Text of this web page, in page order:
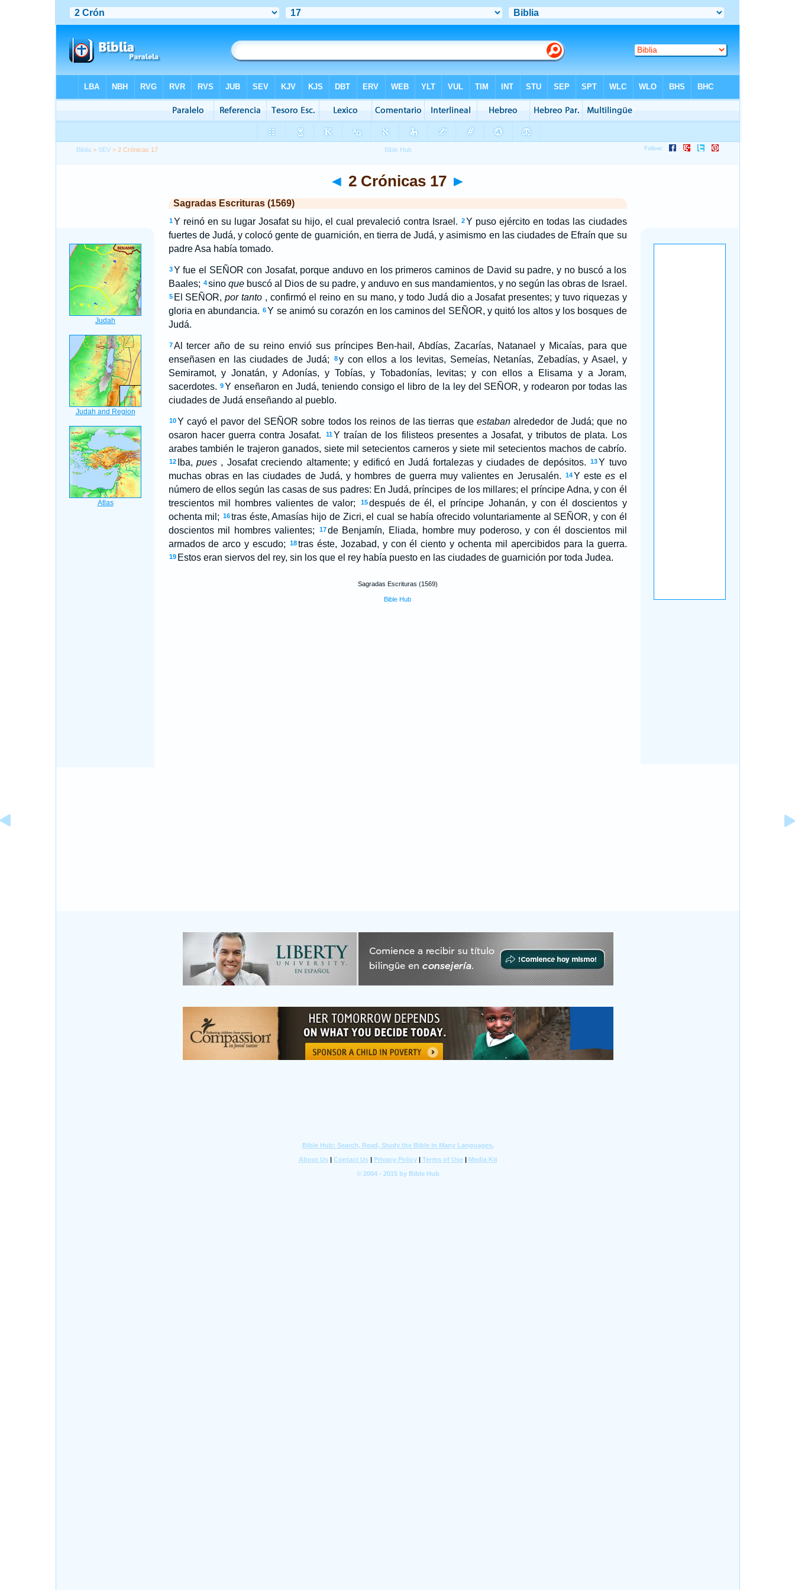
Biblia > SEV > 2 Crónicas 17
◄ 2 Crónicas 17 ►
Sagradas Escrituras (1569)
1 Y reinó en su lugar Josafat su hijo, el cual prevaleció contra Israel. 2Y puso ejército en todas las ciudades
fuertes de Judá, y colocó gente de guarnición, en tierra de Judá, y asimismo en las ciudades de Efraín que su
padre Asa había tomado.
3 Y fue el SEÑOR con Josafat, porque anduvo en los primeros caminos de David su padre, y no buscó a los
Baales; 4 sino quebuscó al Dios de su padre, y anduvo en sus mandamientos, y no según las obras de Israel.
5 El SEÑOR,por tanto, confirmó el reino en su mano, y todo Judá dio a Josafat presentes; y tuvo riquezas y
gloria en abundancia. 6Y se animó su corazón en los caminos del SEÑOR, y quitó los altos y los bosques de
Judá.
7 Al tercer año de su reino envió sus príncipes Ben-hail, Abdías, Zacarías, Natanael y Micaías, para que
enseñasen en las ciudades de Judá;
8y con ellos a los levitas, Semeías, Netanías, Zebadías, y Asael, y
Semiramot, y Jonatán, y Adonías, y Tobías, y Tobadonías, levitas; y con ellos a Elisama y a Joram,
sacerdotes. 9Y enseñaron en Judá, teniendo consigo el libro de la ley del SEÑOR, y rodearon por todas las
ciudades de Judá enseñando al pueblo.
10 Y cayó el pavor del SEÑOR sobre todos los reinos de las tierras que estabanalrededor de Judá; que no
osaron hacer guerra contra Josafat.
11Y traían de los filisteos presentes a Josafat, y tributos de plata. Los
arabes también le trajeron ganados, siete mil setecientos carneros y siete mil setecientos machos de cabrío.
12 Iba, pues, Josafat creciendo altamente; y edificó en Judá fortalezas y ciudades de depósitos. 13Y tuvo
muchas obras en las ciudades de Judá, y hombres de guerra muy valientes en Jerusalén.
14Y estees el
número de ellos según las casas de sus padres: En Judá, príncipes de los millares; el príncipe Adna, y con él
trescientos mil hombres valientes de valor;
15después de él, el príncipe Johanán, y con él doscientos y
ochenta mil; 16tras éste, Amasías hijo de Zicri, el cual se había ofrecido voluntariamente al SEÑOR, y con él
doscientos mil hombres valientes;
17de Benjamín, Eliada, hombre muy poderoso, y con él doscientos mil
armados de arco y escudo;
18tras éste, Jozabad, y con él ciento y ochenta mil apercibidos para la guerra.
19 Estos eran siervos del rey, sin los que el rey había puesto en las ciudades de guarnición por toda Judea.
Sagradas Escrituras (1569)
Bible Hub